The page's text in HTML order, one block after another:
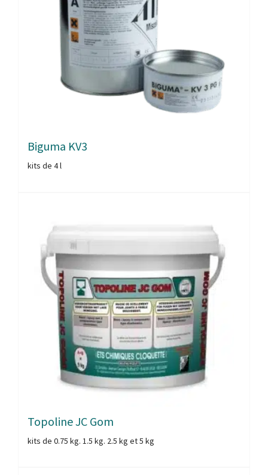
Biguma KV3
kits de 4 l
Topoline JC Gom
kits de 0.75 kg. 1.5 kg. 2.5 kg et 5 kg